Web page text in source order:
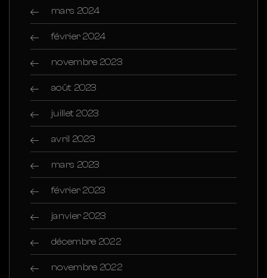
mars 2024
février 2024
novembre 2023
août 2023
juillet 2023
avril 2023
mars 2023
février 2023
janvier 2023
décembre 2022
novembre 2022